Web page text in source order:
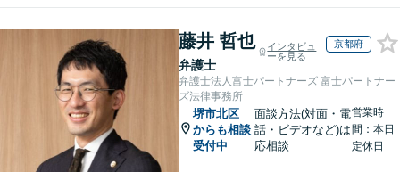
藤井 哲也
弁護士
インタビュ
ーを見る
京都府
弁護士法人富士パートナーズ 富士パートナー
ズ法律事務所
堺市北区
からも相談
受付中
面談方法(対面・電
話・ビデオなど)は
応相談
営業時
間：本日
定休日